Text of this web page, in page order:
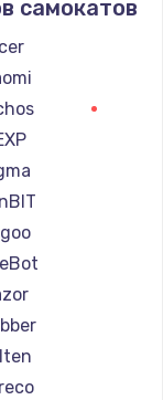
самокатов